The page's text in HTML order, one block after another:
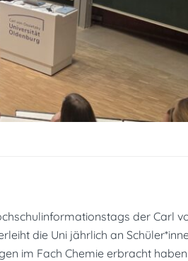
der Carl
die Uni jährlich an
im Fach Chemie erbracht